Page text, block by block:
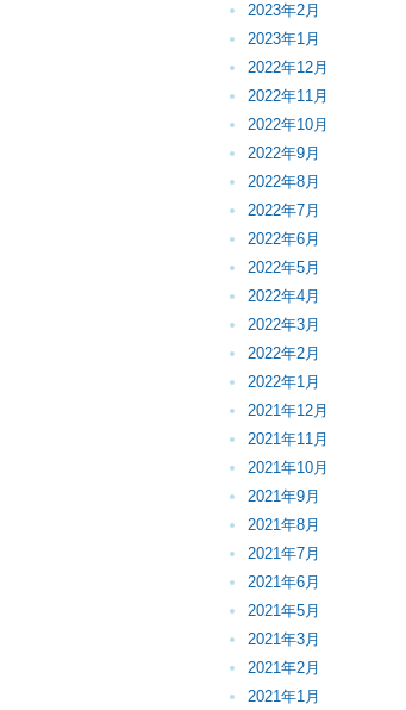
2023年2月
2023年1月
2022年12月
2022年11月
2022年10月
2022年9月
2022年8月
2022年7月
2022年6月
2022年5月
2022年4月
2022年3月
2022年2月
2022年1月
2021年12月
2021年11月
2021年10月
2021年9月
2021年8月
2021年7月
2021年6月
2021年5月
2021年3月
2021年2月
2021年1月